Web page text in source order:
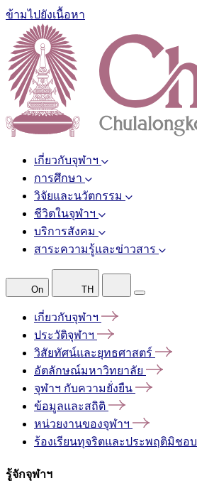
ข้ามไปยังเนื้อหา
เกี่ยวกับจุฬาฯ
การศึกษา
วิจัยและนวัตกรรม
ชีวิตในจุฬาฯ
บริการสังคม
สาระความรู้และข่าวสาร
On TH
เกี่ยวกับจุฬาฯ
ประวัติจุฬาฯ
วิสัยทัศน์และยุทธศาสตร์
อัตลักษณ์มหาวิทยาลัย
จุฬาฯ กับความยั่งยืน
ข้อมูลและสถิติ
หน่วยงานของจุฬาฯ
ร้องเรียนทุจริตและประพฤติมิชอบ
รู้จักจุฬาฯ